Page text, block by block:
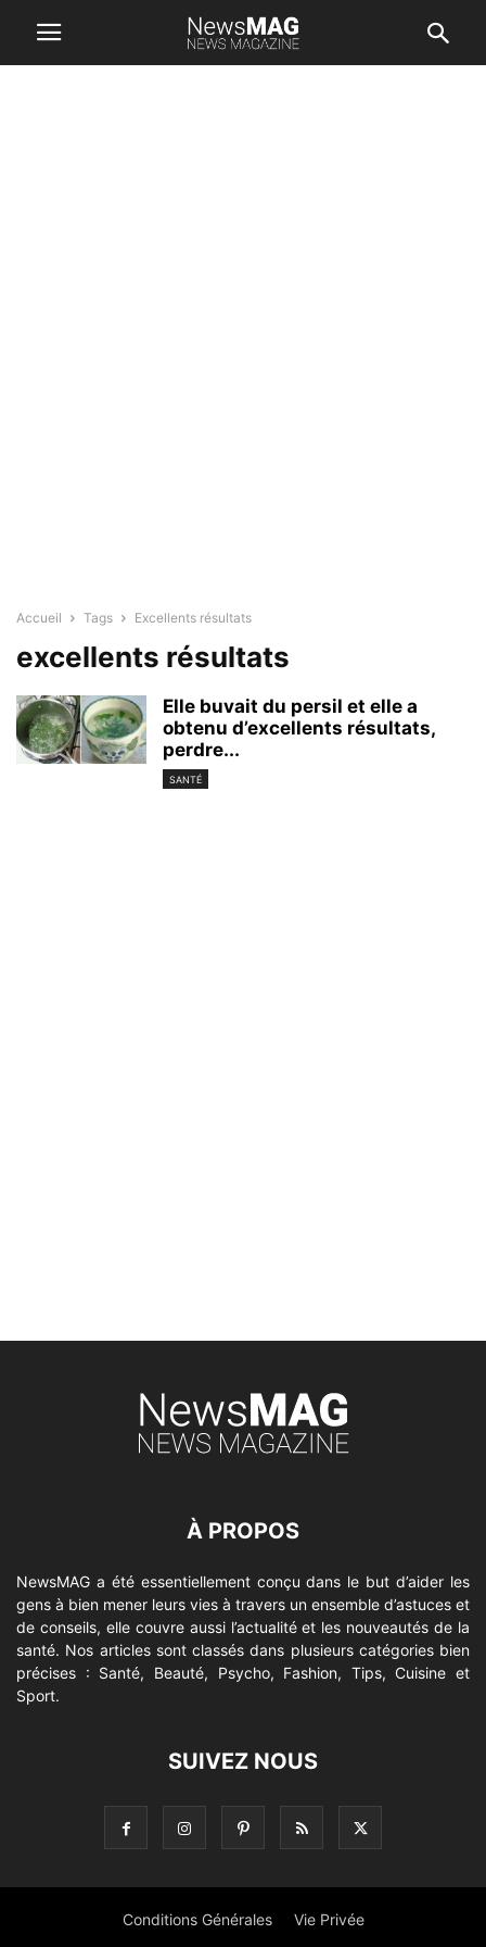
Accueil Tags Excellents résultats
excellents résultats
Elle buvait du persil et elle a
obtenu d’excellents résultats,
perdre...
SANTÉ
À PROPOS
NewsMAG a été essentiellement conçu dans le but d’aider les
gens à bien mener leurs vies à travers un ensemble d’astuces et
de conseils, elle couvre aussi l’actualité et les nouveautés de la
santé. Nos articles sont classés dans plusieurs catégories bien
précises : Santé, Beauté, Psycho, Fashion, Tips, Cuisine et
Sport.
SUIVEZ NOUS
Conditions Générales Vie Privée